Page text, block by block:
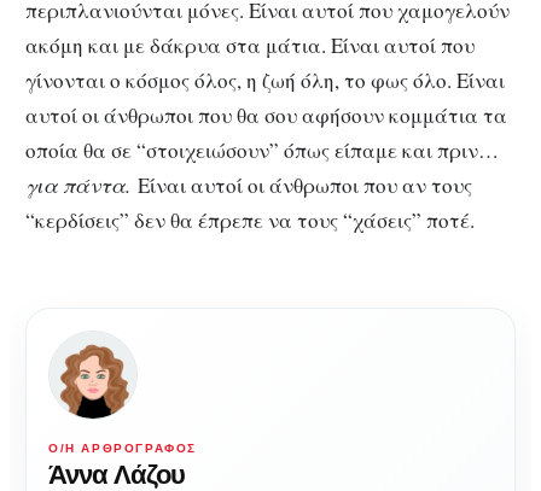
περιπλανιούνται μόνες. Είναι αυτοί που χαμογελούν
ακόμη και με δάκρυα στα μάτια. Είναι αυτοί που
γίνονται ο κόσμος όλος, η ζωή όλη, το φως όλο. Είναι
αυτοί οι άνθρωποι που θα σου αφήσουν κομμάτια τα
οποία θα σε “στοιχειώσουν” όπως είπαμε και πριν…
για πάντα. Είναι αυτοί οι άνθρωποι που αν τους
“κερδίσεις” δεν θα έπρεπε να τους “χάσεις” ποτέ.
Ο/Η ΑΡΘΡΟΓΡΆΦΟΣ
Άννα Λάζου